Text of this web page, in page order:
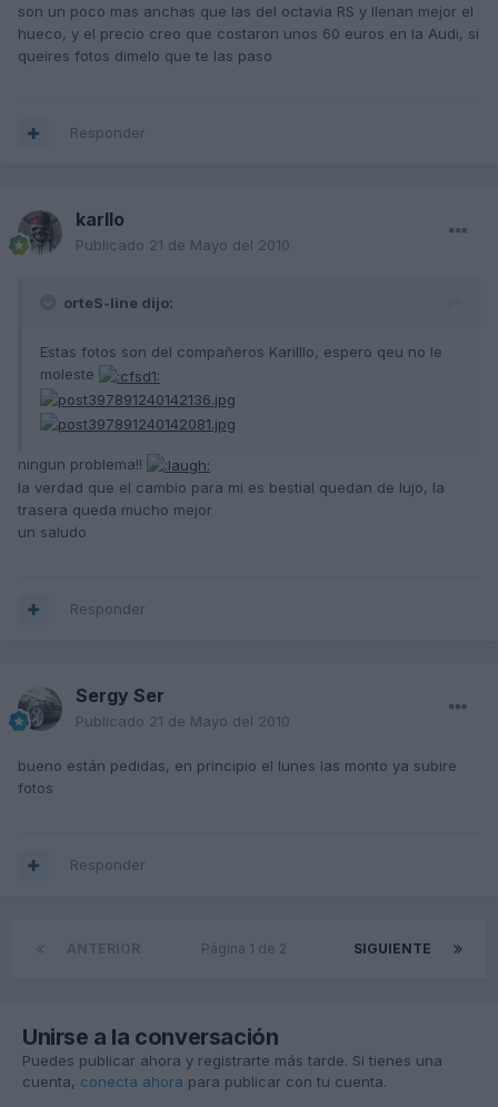
son un poco mas anchas que las del octavia RS y llenan mejor el
hueco, y el precio creo que costaron unos 60 euros en la Audi, si
queires fotos dimelo que te las paso
Responder
karllo
Publicado 21 de Mayo del 2010
orteS-line dijo:
Estas fotos son del compañeros Karilllo, espero qeu no le
moleste
ningun problema!!
la verdad que el cambio para mi es bestial quedan de lujo, la
trasera queda mucho mejor
un saludo
Responder
Sergy Ser
Publicado 21 de Mayo del 2010
bueno están pedidas, en principio el lunes las monto ya subire
fotos
Responder
SIGUIENTE
Página 1 de 2
Unirse a la conversación
Puedes publicar ahora y registrarte más tarde. Si tienes una
cuenta, conecta ahora para publicar con tu cuenta.